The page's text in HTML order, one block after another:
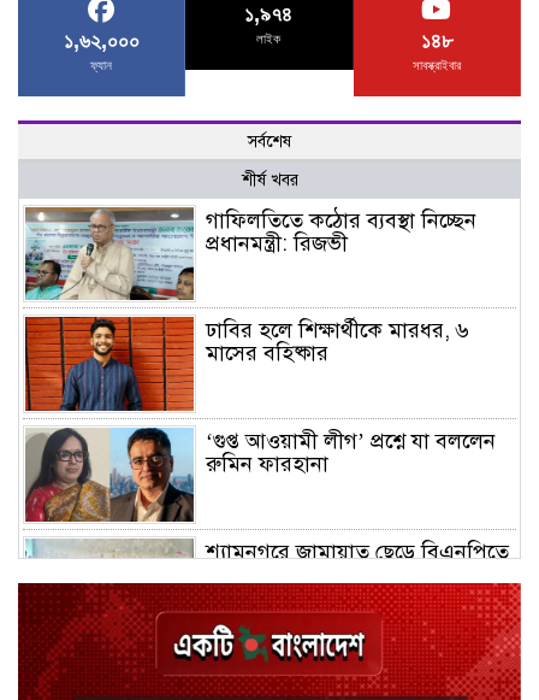
১,৬২,০০০
ফ্যান
১,৯৭৪
লাইক ১৪৮
সাবস্ক্রাইবার
সর্বশেষ
শীর্ষ খবর
গাফিলতিতে কঠোর ব্যবস্থা নিচ্ছেন
প্রধানমন্ত্রী: রিজভী
ঢাবির হলে শিক্ষার্থীকে মারধর, ৬
মাসের বহিষ্কার
‘গুপ্ত আওয়ামী লীগ’ প্রশ্নে যা বললেন
রুমিন ফারহানা
শ্যামনগরে জামায়াত ছেড়ে বিএনপিতে
ঢাকায় হালকা বৃষ্টির সম্ভাবনা, বাড়তে
পারে তাপমাত্রা